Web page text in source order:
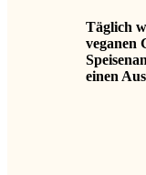
Täglich
veganen
einen